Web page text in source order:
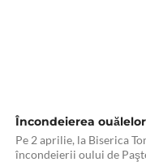
Încondeierea
Pe 2 aprilie, la Biserica
încondeierii oului de